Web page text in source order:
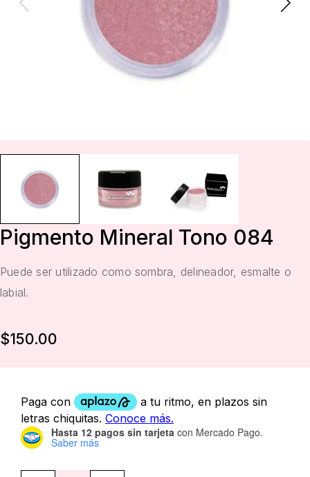
Prev
Pigmento Mineral Tono 084
Puede ser utilizado como sombra, delineador, esmalte o
labial.
$150.00
Hasta 12 pagos sin tarjeta con Mercado Pago.
Saber más